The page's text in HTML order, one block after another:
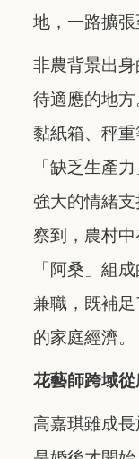
地，一路擴張
非農背景出
待適應的地方
黏紙箱、秤
「缺乏生產
強大的情緒
察到，農村
「阿桑」組
兼職，既補
的家庭經濟。
花藝師跨域
高嘉琪雖成